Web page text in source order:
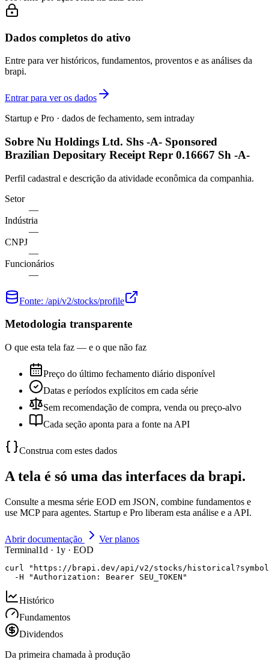
Dados completos do ativo
Entre para ver históricos, fundamentos, proventos e as análises da
brapi.
Entrar para ver os dados
Startup e Pro · dados de fechamento, sem intraday
Sobre Nu Holdings Ltd. Shs -A- Sponsored
Brazilian Depositary Receipt Repr 0.16667 Sh -A-
Perfil cadastral e descrição da atividade econômica da companhia.
Setor
—
Indústria
—
CNPJ
—
Funcionários
—
Fonte: /api/v2/stocks/profile
Metodologia transparente
O que esta tela faz — e o que não faz
Preço do último fechamento diário disponível
Datas e períodos explícitos em cada série
Sem recomendação de compra, venda ou preço-alvo
Cada seção aponta para a fonte na API
Construa com estes dados
A tela é só uma das interfaces da brapi.
Consulte a mesma série EOD em JSON, combine fundamentos e
use MCP para agentes. Startup e Pro liberam esta análise e a API.
Abrir documentação
Ver planos
Terminal1d · 1y · EOD
curl "https://brapi.dev/api/v2/stocks/
  -H "Authorization: Bearer SEU_TOKEN"
Histórico
Fundamentos
Dividendos
Da primeira chamada à produção